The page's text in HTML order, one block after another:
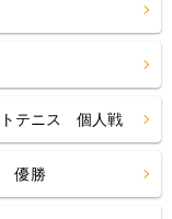
テニス 個人戦
優勝